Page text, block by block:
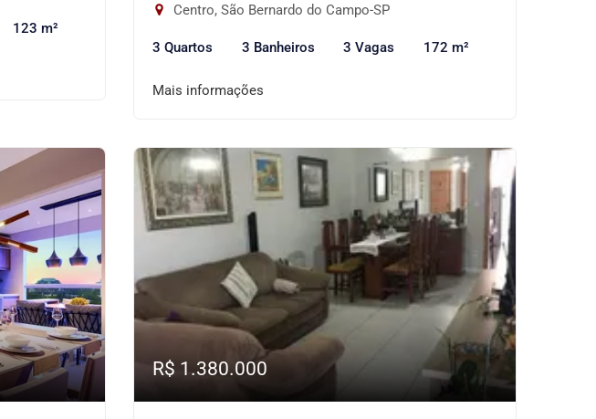
123 m²
Centro, São Bernardo do Campo-SP
3 Quartos 3 Banheiros 3 Vagas 172 m²
Mais informações
R$ 1.380.000